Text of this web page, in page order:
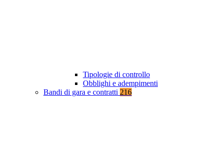
Tipologie di controllo
Obblighi e adempimenti
Bandi di gara e contratti 216